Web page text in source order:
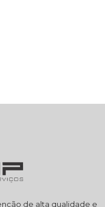
de alta qualidade e